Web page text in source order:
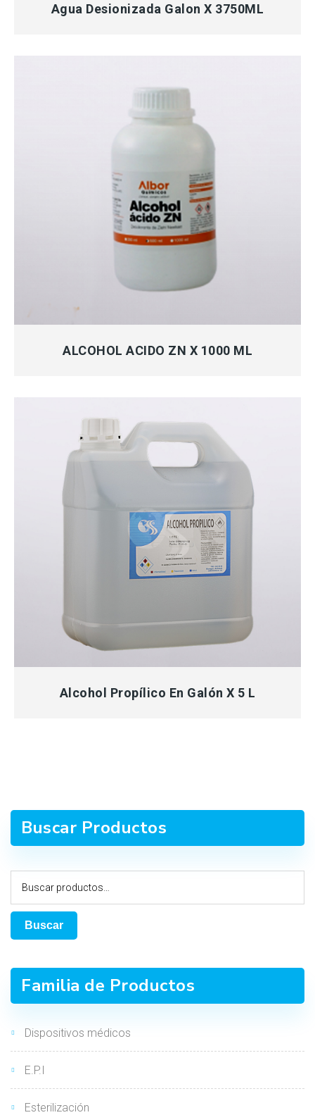
Agua Desionizada Galon X 3750ML
ALCOHOL ACIDO ZN X 1000 ML
Alcohol Propílico En Galón X 5 L
Buscar Productos
Buscar
Familia de Productos
Dispositivos médicos
E.P.I
Esterilización